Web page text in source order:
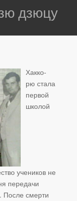
дзюцу
Хакко-
рю стала
первой
школой
учеников не
передачи
После смерти